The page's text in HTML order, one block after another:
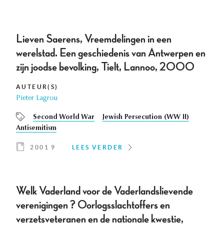
Lieven Saerens, Vreemdelingen in een
werelstad. Een geschiedenis van Antwerpen en
zijn joodse bevolking, Tielt, Lannoo, 2000
AUTEUR(S)
Pieter Lagrou
Second World War
Jewish Persecution (WW II)
Antisemitism
2001 9 LEES VERDER
Welk Vaderland voor de Vaderlandslievende
verenigingen ? Oorlogsslachtoffers en
verzetsveteranen en de nationale kwestie,